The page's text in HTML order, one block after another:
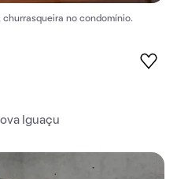
no condomínio.
Iguaçu